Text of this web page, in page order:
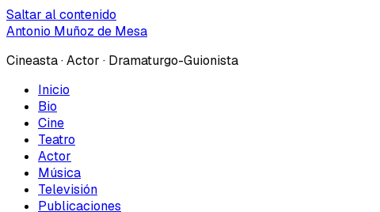
Saltar al contenido
Antonio Muñoz de Mesa
Cineasta · Actor · Dramaturgo-Guionista
Inicio
Bio
Cine
Teatro
Actor
Música
Televisión
Publicaciones